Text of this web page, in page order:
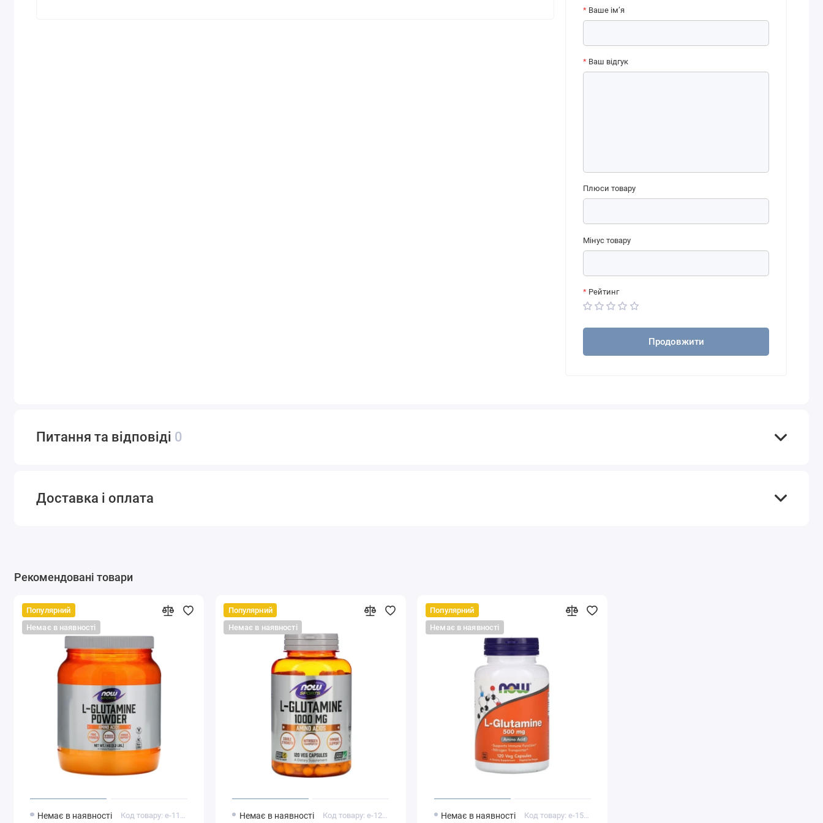
Ваше ім’я
Ваш відгук
Плюси товару
Мінус товару
Рейтинг
Продовжити
Питання та відповіді 0
Доставка і оплата
Рекомендовані товари
Популярний
Немає в наявності
Немає в наявності
Популярний
Немає в наявності
Немає в наявності Код товару: e-1283
Популярний
Немає в наявності
Немає в наявності